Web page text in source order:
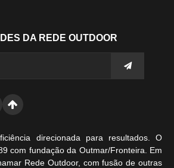
DA REDE OUTDOOR
direcionada para resultados. O
com fundação da Outmar/Fronteira. Em
Rede Outdoor, com fusão de outras